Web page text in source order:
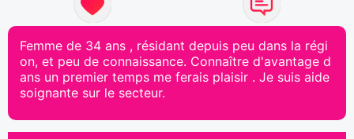
Femme de 34 ans , résidant depuis peu dans la régi
on, et peu de connaissance. Connaître d'avantage d
ans un premier temps me ferais plaisir . Je suis aide
soignante sur le secteur.